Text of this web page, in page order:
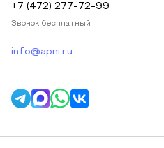
+7 (472) 277-72-99
Звонок бесплатный
info@apni.ru